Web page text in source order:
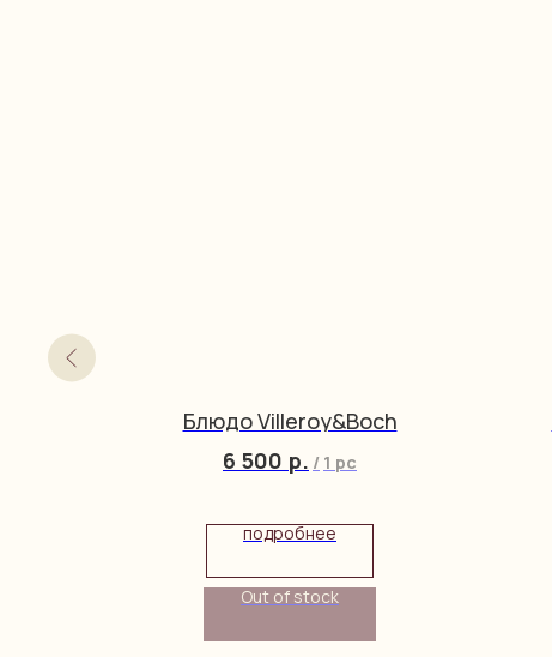
Блюдо Villeroy&Boch
6 500 р. / 1 pc
подробнее
Out of stock